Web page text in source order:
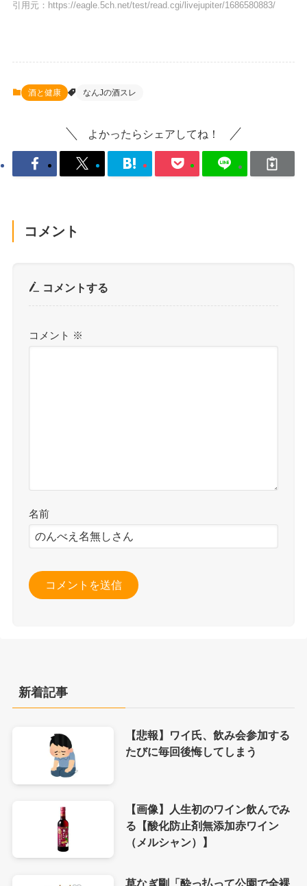
引用元：https://eagle.5ch.net/test/read.cgi/livejupiter/1686580883/
酒と健康 なんJの酒スレ
よかったらシェアしてね！
コメント
コメントする
コメント ※
名前
新着記事
【悲報】ワイ氏、飲み会参加する
たびに毎回後悔してしまう
【画像】人生初のワイン飲んでみ
る【酸化防止剤無添加赤ワイン
（メルシャン）】
草なぎ剛「酔っ払って公園で全裸